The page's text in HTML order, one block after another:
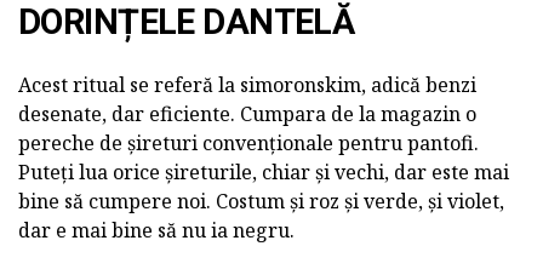
DORINȚELE DANTELĂ
Acest ritual se referă la simoronskim, adică benzi
desenate, dar eficiente. Cumpara de la magazin o
pereche de șireturi convenționale pentru pantofi.
Puteți lua orice șireturile, chiar și vechi, dar este mai
bine să cumpere noi. Costum și roz și verde, și violet,
dar e mai bine să nu ia negru.